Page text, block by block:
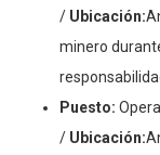
/ Ubicación:
minero
Puesto:
/ Ubicación: